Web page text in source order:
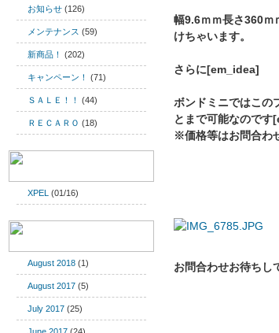
お知らせ (126)
メンテナンス (59)
新商品！ (202)
キャンペーン！ (71)
ＳＡＬＥ！！ (44)
ＲＥＣＡＲＯ (18)
XPEL (01/16)
August 2018 (1)
August 2017 (5)
July 2017 (25)
幅9.6ｍｍ長さ360ｍ
けちゃいます。
さらに[em_idea]
ボンドミニではこの
とまで可能なのです
※価格等はお問合わ
お問合わせお待ちし